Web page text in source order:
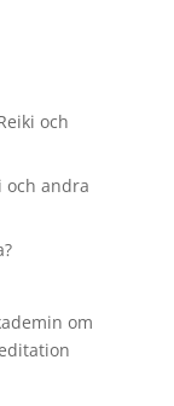
och
och andra
om